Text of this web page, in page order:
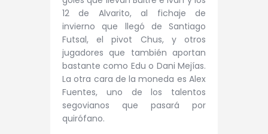
12 de Alvarito, al fichaje de
invierno que llegó de Santiago
Futsal, el pivot Chus, y otros
jugadores que también aportan
bastante como Edu o Dani Mejías.
La otra cara de la moneda es Alex
Fuentes, uno de los talentos
segovianos que pasará por
quirófano.